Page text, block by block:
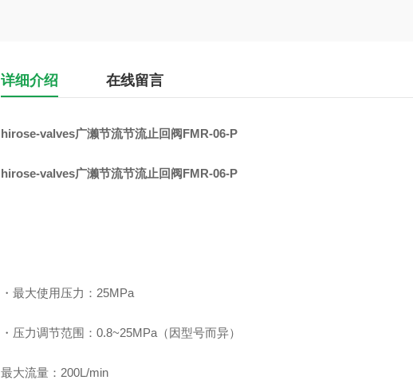
详细介绍 在线留言
hirose-valves广濑节流节流止回阀FMR-06-P
hirose-valves广濑节流节流止回阀FMR-06-P
・最大使用压力：25MPa
・压力调节范围：0.8~25MPa（因型号而异）
最大流量：200L/min